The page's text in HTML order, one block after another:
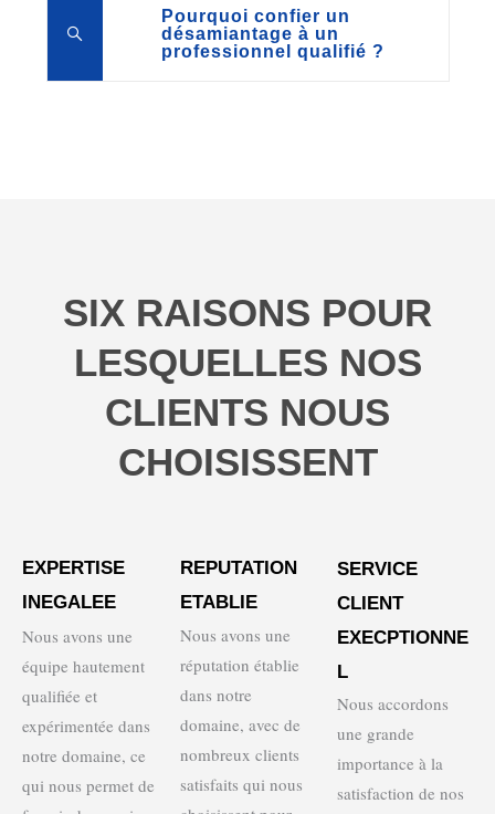
Pourquoi confier un
désamiantage à un
professionnel qualifié ?
SIX RAISONS POUR
LESQUELLES NOS
CLIENTS NOUS
CHOISISSENT
EXPERTISE
INEGALEE
Nous avons une
équipe hautement
qualifiée et
expérimentée dans
notre domaine, ce
qui nous permet de
REPUTATION
ETABLIE
Nous avons une
réputation établie
dans notre
domaine, avec de
nombreux clients
satisfaits qui nous
SERVICE
CLIENT
EXECPTIONNE
L
Nous accordons
une grande
importance à la
satisfaction de nos